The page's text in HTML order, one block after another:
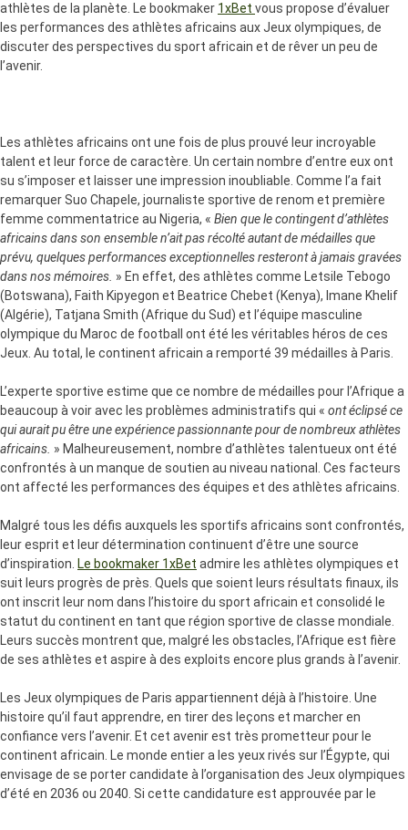
athlètes de la planète. Le bookmaker 1xBet vous propose d’évaluer
les performances des athlètes africains aux Jeux olympiques, de
discuter des perspectives du sport africain et de rêver un peu de
l’avenir.
Les athlètes africains ont une fois de plus prouvé leur incroyable
talent et leur force de caractère. Un certain nombre d’entre eux ont
su s’imposer et laisser une impression inoubliable. Comme l’a fait
remarquer Suo Chapele, journaliste sportive de renom et première
femme commentatrice au Nigeria, « Bien que le contingent d’athlètes
africains dans son ensemble n’ait pas récolté autant de médailles que
prévu, quelques performances exceptionnelles resteront à jamais gravées
dans nos mémoires. » En effet, des athlètes comme Letsile Tebogo
(Botswana), Faith Kipyegon et Beatrice Chebet (Kenya), Imane Khelif
(Algérie), Tatjana Smith (Afrique du Sud) et l’équipe masculine
olympique du Maroc de football ont été les véritables héros de ces
Jeux. Au total, le continent africain a remporté 39 médailles à Paris.
L’experte sportive estime que ce nombre de médailles pour l’Afrique a
beaucoup à voir avec les problèmes administratifs qui « ont éclipsé ce
qui aurait pu être une expérience passionnante pour de nombreux athlètes
africains. » Malheureusement, nombre d’athlètes talentueux ont été
confrontés à un manque de soutien au niveau national. Ces facteurs
ont affecté les performances des équipes et des athlètes africains.
Malgré tous les défis auxquels les sportifs africains sont confrontés,
leur esprit et leur détermination continuent d’être une source
d’inspiration. Le bookmaker 1xBet admire les athlètes olympiques et
suit leurs progrès de près. Quels que soient leurs résultats finaux, ils
ont inscrit leur nom dans l’histoire du sport africain et consolidé le
statut du continent en tant que région sportive de classe mondiale.
Leurs succès montrent que, malgré les obstacles, l’Afrique est fière
de ses athlètes et aspire à des exploits encore plus grands à l’avenir.
Les Jeux olympiques de Paris appartiennent déjà à l’histoire. Une
histoire qu’il faut apprendre, en tirer des leçons et marcher en
confiance vers l’avenir. Et cet avenir est très prometteur pour le
continent africain. Le monde entier a les yeux rivés sur l’Égypte, qui
envisage de se porter candidate à l’organisation des Jeux olympiques
d’été en 2036 ou 2040. Si cette candidature est approuvée par le